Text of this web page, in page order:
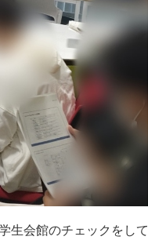
生会館のチェックをして